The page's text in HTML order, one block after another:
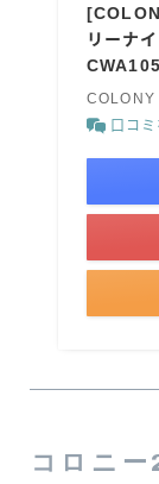
リーナ
口コ
コロニ